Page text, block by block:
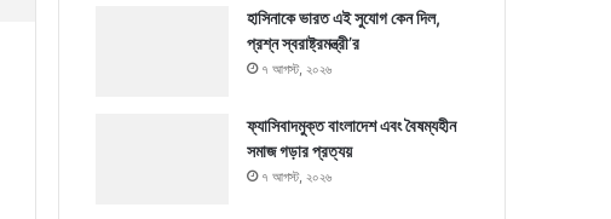
হাসিনাকে ভারত এই সুযোগ কেন দিল,
প্রশ্ন স্বরাষ্ট্রমন্ত্রী’র
৭ আগস্ট, ২০২৬
ফ্যাসিবাদমুক্ত বাংলাদেশ এবং বৈষম্যহীন
সমাজ গড়ার প্রত্যয়
৭ আগস্ট, ২০২৬